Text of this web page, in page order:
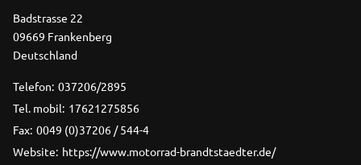
Badstrasse 22
09669 Frankenberg
Deutschland
Telefon: 037206/2895
Tel. mobil: 17621275856
Fax: 0049 (0)37206 / 544-4
Website: https://www.motorrad-brandtstaedter.de/